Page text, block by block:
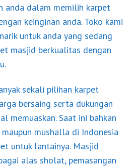
anda dalam memilih karpet
keinginan anda. Toko kami
untuk anda yang sedang
masjid berkualitas dengan
sekali pilihan karpet
bersaing serta dukungan
memuaskan. Saat ini bahkan
mushalla di Indonesia
untuk lantainya. Masjid
alas sholat, pemasangan